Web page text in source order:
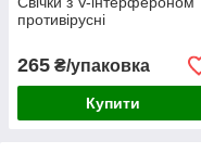
противірусні
265 ₴/упаковка
Купити